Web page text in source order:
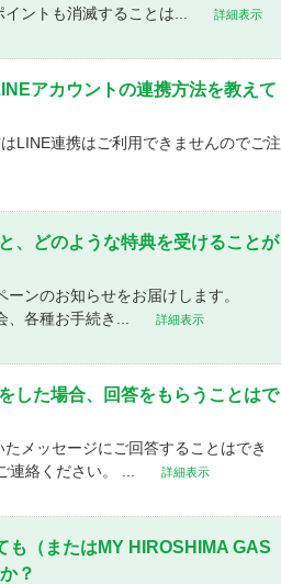
ントも消滅することは...
詳細表示
アカウントの連携方法を教えて
LINE連携はご利用できませんのでご注
、どのような特典を受けることが
ンのお知らせをお届けします。
各種お手続き...
詳細表示
した場合、回答をもらうことはで
メッセージにご回答することはでき
連絡ください。 ...
詳細表示
も（またはMY HIROSHIMA GAS
？